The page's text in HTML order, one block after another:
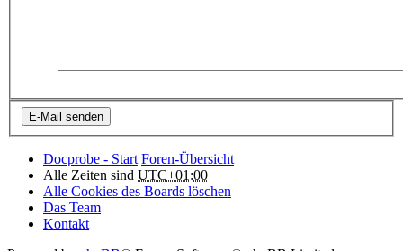
Docprobe - Start Foren-Übersicht
Alle Zeiten sind UTC+01:00
Alle Cookies des Boards löschen
Das Team
Kontakt